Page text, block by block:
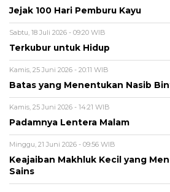
Jejak 100 Hari Pemburu Kayu
Sabtu, 18 Juli 2026 - 09:20 WIB
Terkubur untuk Hidup
Kamis, 25 Juni 2026 - 20:11 WIB
Batas yang Menentukan Nasib
Kamis, 25 Juni 2026 - 14:21 WIB
Padamnya Lentera Malam
Minggu, 21 Juni 2026 - 09:56 WIB
Keajaiban Makhluk Kecil yang
Sains